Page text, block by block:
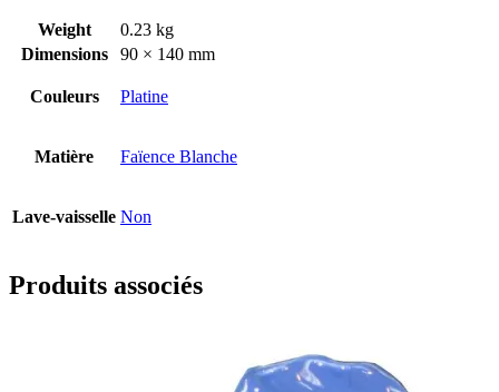
Weight
0.23 kg
Dimensions
90 × 140 mm
Couleurs Platine
Matière Faïence Blanche
Lave-vaisselle Non
Produits associés